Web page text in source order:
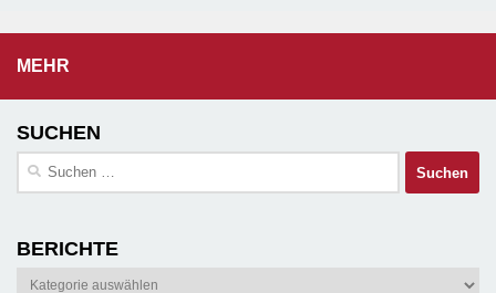
MEHR
SUCHEN
Suchen
BERICHTE
Berichte